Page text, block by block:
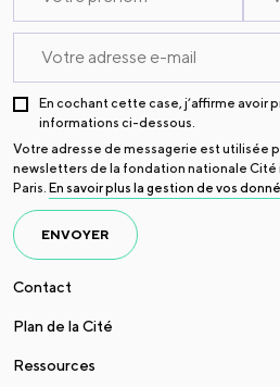
En cochant cette case, j’affirme avoir
informations ci-dessous.
Votre adresse de messagerie est utilisée
newsletters de la fondation nationale
Paris. En savoir plus la gestion de vos
ENVOYER
Contact
Plan de la Cité
Ressources